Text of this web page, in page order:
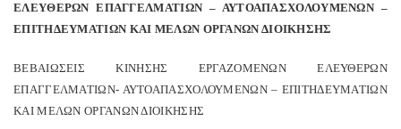
ΕΛΕΥΘΕΡΩΝ ΕΠΑΓΓΕΛΜΑΤΙΩΝ – ΑΥΤΟΑΠΑΣΧΟΛΟΥΜΕΝΩΝ –
ΕΠΙΤΗΔΕΥΜΑΤΙΩΝ ΚΑΙ ΜΕΛΩΝ ΟΡΓΑΝΩΝ ΔΙΟΙΚΗΣΗΣ
ΒΕΒΑΙΩΣΕΙΣ ΚΙΝΗΣΗΣ ΕΡΓΑΖΟΜΕΝΩΝ ΕΛΕΥΘΕΡΩΝ
ΕΠΑΓΓΕΛΜΑΤΙΩΝ- ΑΥΤΟΑΠΑΣΧΟΛΟΥΜΕΝΩΝ – ΕΠΙΤΗΔΕΥΜΑΤΙΩΝ
ΚΑΙ ΜΕΛΩΝ ΟΡΓΑΝΩΝ ΔΙΟΙΚΗΣΗΣ